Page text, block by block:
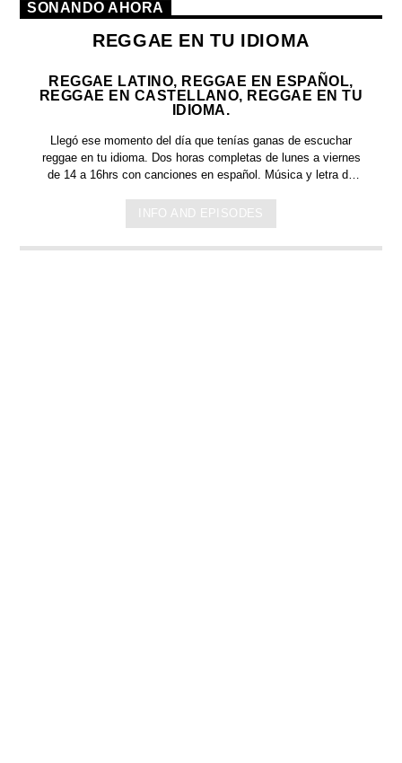
SONANDO AHORA
REGGAE EN TU IDIOMA
REGGAE LATINO, REGGAE EN ESPAÑOL,
REGGAE EN CASTELLANO, REGGAE EN TU
IDIOMA.
Llegó ese momento del día que tenías ganas de escuchar
reggae en tu idioma. Dos horas completas delunes a viernes
de 14 a 16hrs con canciones en español. Música y letra de
Países que tienen el español como idioma oficial: Argentina,
México, España, Perú, Chile, Ecuador, Bolivia, Honduras, El
Salvador, Costa Rica, Puerto Rico, Guinea Ecuatorial,
INFO AND EPISODES